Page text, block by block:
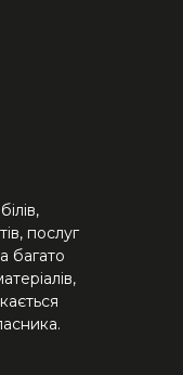
послуг
багато